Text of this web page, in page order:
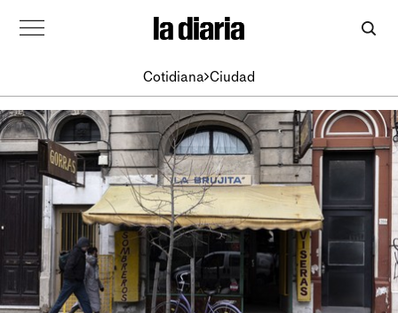
Cotidiana Ciudad